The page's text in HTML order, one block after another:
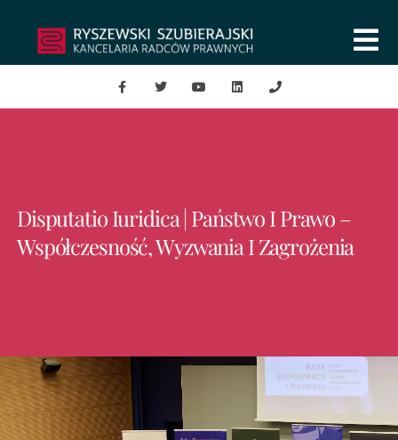
Disputatio Iuridica | Państwo I Prawo –
Współczesność, Wyzwania I Zagrożenia